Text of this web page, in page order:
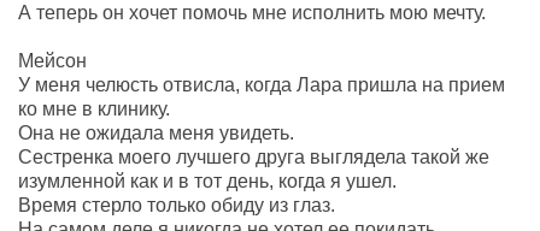
А теперь он хочет помочь мне исполнить мою мечту.
Мейсон
У меня челюсть отвисла, когда Лара пришла на прием
ко мне в клинику.
Она не ожидала меня увидеть.
Сестренка моего лучшего друга выглядела такой же
изумленной как и в тот день, когда я ушел.
Время стерло только обиду из глаз.